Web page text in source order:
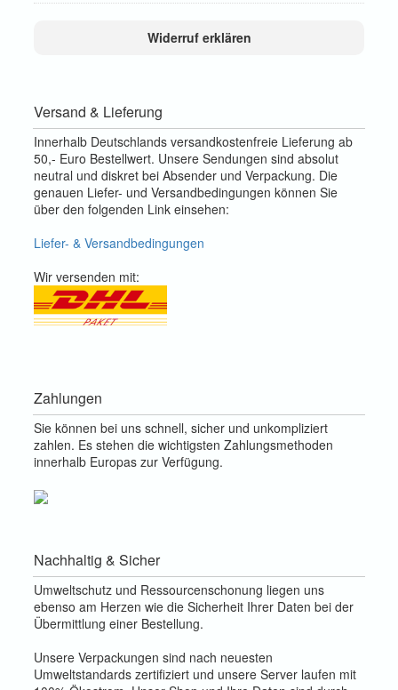
Widerruf erklären
Versand & Lieferung
Innerhalb Deutschlands versandkostenfreie Lieferung ab
50,- Euro Bestellwert. Unsere Sendungen sind absolut
neutral und diskret bei Absender und Verpackung. Die
genauen Liefer- und Versandbedingungen können Sie
über den folgenden Link einsehen:
Liefer- & Versandbedingungen
Wir versenden mit:
Zahlungen
Sie können bei uns schnell, sicher und unkompliziert
zahlen. Es stehen die wichtigsten Zahlungsmethoden
innerhalb Europas zur Verfügung.
Nachhaltig & Sicher
Umweltschutz und Ressourcenschonung liegen uns
ebenso am Herzen wie die Sicherheit Ihrer Daten bei der
Übermittlung einer Bestellung.
Unsere Verpackungen sind nach neuesten
Umweltstandards zertifiziert und unsere Server laufen mit